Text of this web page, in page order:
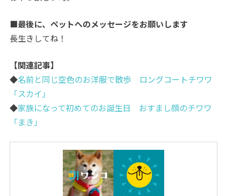
■最後に、ペットへのメッセージをお願いします
長生きしてね！
【関連記事】
◆名前と同じ空色のお洋服で散歩 ロングコートチワワ
「スカイ」
◆家族になって初めてのお誕生日 おすまし顔のチワワ
「まき」